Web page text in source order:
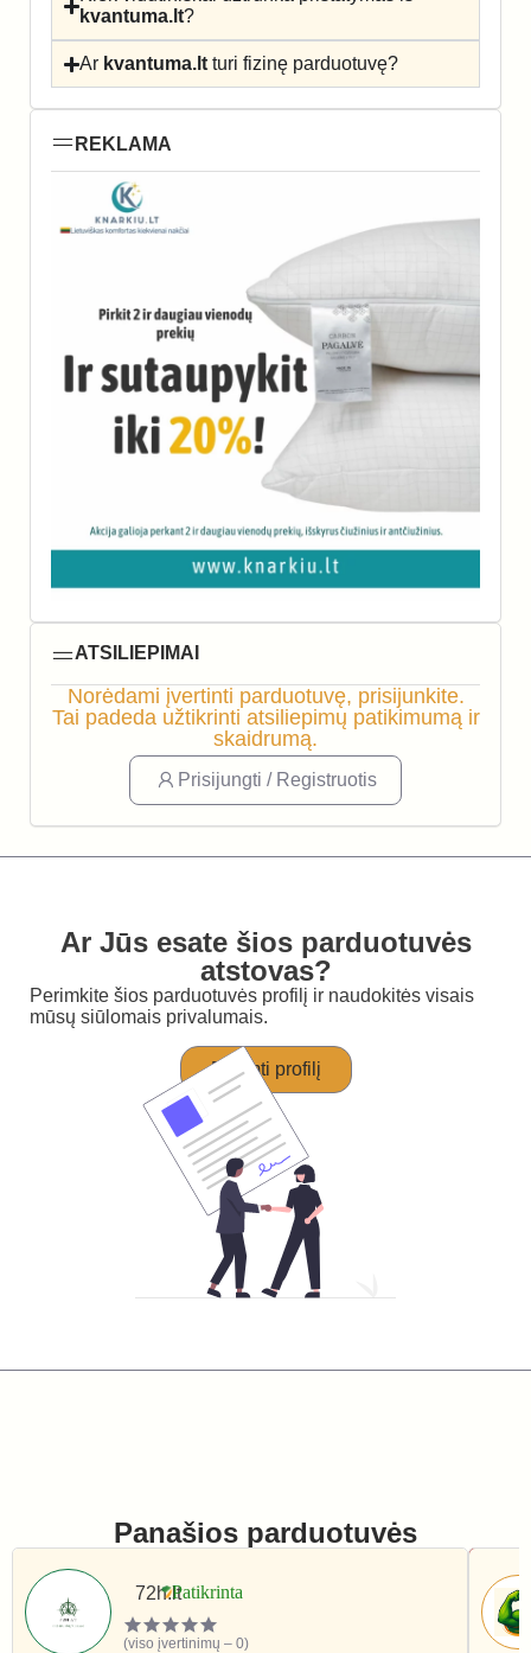
kvantuma.lt?
Ar kvantuma.lt turi fizinę parduotuvę?
REKLAMA
ATSILIEPIMAI
Norėdami įvertinti parduotuvę, prisijunkite.
Tai padeda užtikrinti atsiliepimų patikimumą ir
skaidrumą.
Prisijungti / Registruotis
Ar Jūs esate šios parduotuvės
atstovas?
Perimkite šios parduotuvės profilį ir naudokitės visais
mūsų siūlomais privalumais.
Perimti profilį
Panašios parduotuvės
72h.lt
(viso įvertinimų – 0)